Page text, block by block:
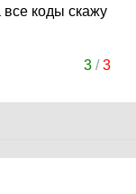
коды скажу
3/3